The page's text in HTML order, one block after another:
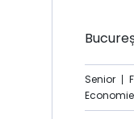
Senior
Economie